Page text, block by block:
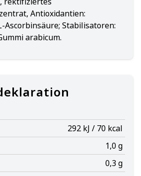
Antioxidantien:
Ascorbinsäure; Stabilisatoren:
arabicum.
292 kJ / 70 kcal
1,0 g
0,3 g